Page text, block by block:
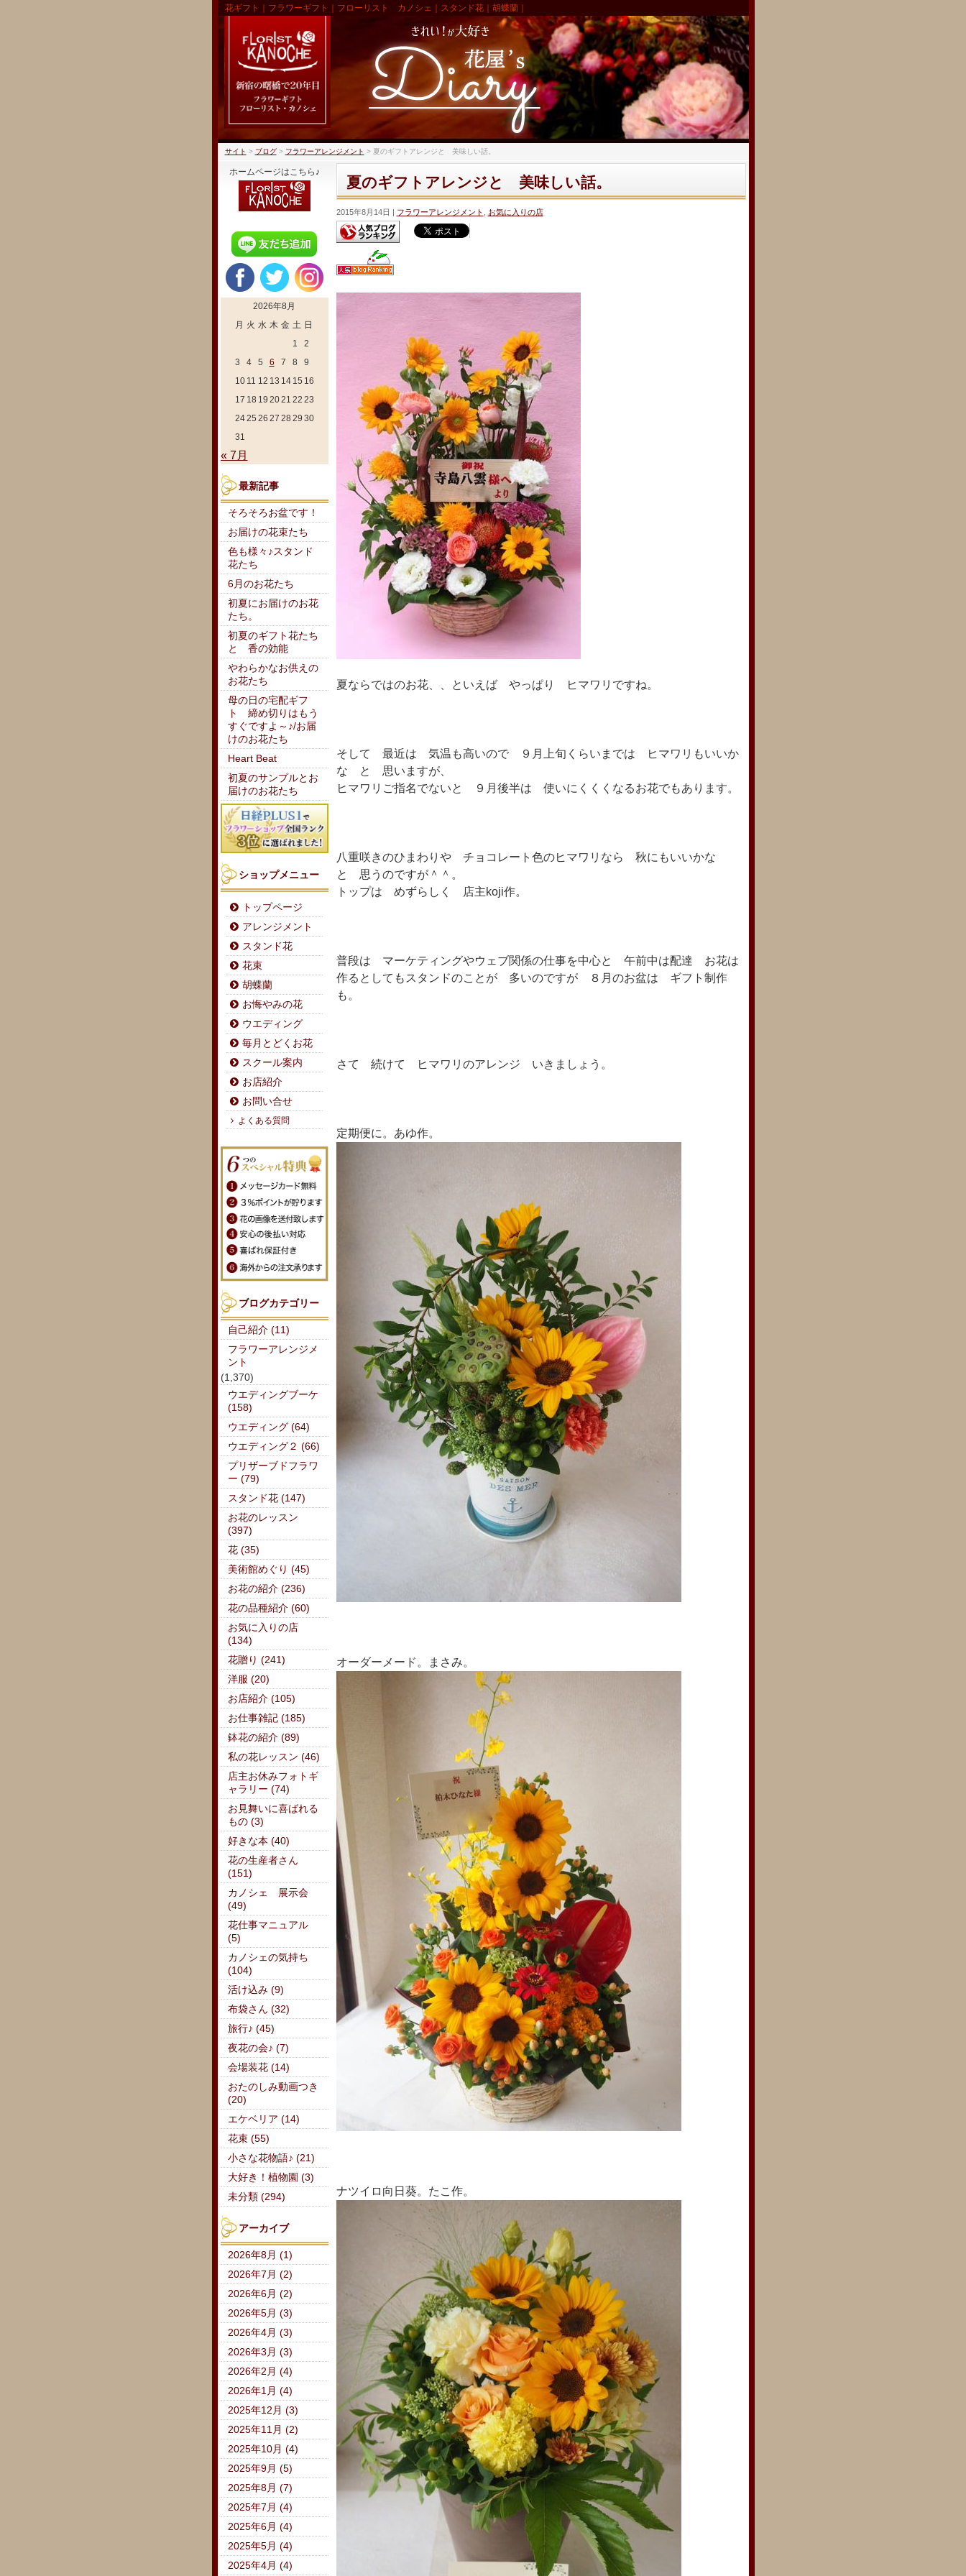
花ギフト｜フラワーギフト｜フローリスト カノシェ｜スタンド花｜胡蝶蘭｜
サイト > ブログ> フラワーアレンジメント > 夏のギフトアレンジと 美味しい話。
夏のギフトアレンジと 美味しい話。
2015年8月14日 フラワーアレンジメント お気に入りの店
夏ならではのお花、、といえば やっぱり ヒマワリですね。
そして 最近は 気温も高いので ９月上旬くらいまでは ヒマワリもいいか
な と 思いますが、
ヒマワリご指名でないと ９月後半は 使いにくくくなるお花でもあります。
八重咲きのひまわりや チョコレート色のヒマワリなら 秋にもいいかな
と 思うのですが＾＾。
トップは めずらしく 店主koji作。
普段は マーケティングやウェブ関係の仕事を中心と 午前中は配達 お花は
作るとしてもスタンドのことが 多いのですが ８月のお盆は ギフト制作
も。
さて 続けて ヒマワリのアレンジ いきましょう。
定期便に。あゆ作。
オーダーメード。まさみ。
ナツイロ向日葵。たこ作。
ホームページはこちら♪
2026年8月
月 火 水 木 金 土 日
1
2
3
4 5 6 7 8
9
10 11 12 13 14 15 16
17 18 19 2021 22 23
2425 26 27 28 29 30
31
« 7月
最新記事
そろそろお盆です！
お届けの花束たち
色も様々♪スタンド
花たち
6月のお花たち
初夏にお届けのお花
たち。
初夏のギフト花たち
と 香の効能
やわらかなお供えの
お花たち
母の日の宅配ギフ
ト 締め切りはもう
すぐですよ～♪/お届
けのお花たち
Heart Beat
初夏のサンプルとお
届けのお花たち
ショップメニュー
トップページ
アレンジメント
スタンド花
花束
胡蝶蘭
お悔やみの花
ウエディング
毎月とどくお花
スクール案内
お店紹介
お問い合せ
よくある質問
ブログカテゴリー
自己紹介 (11)
フラワーアレンジメ
ント
(1,370)
ウエディングブーケ
(158)
ウエディング (64)
ウエディング２ (66)
プリザーブドフラワ
ー (79)
スタンド花 (147)
お花のレッスン
(397)
花 (35)
美術館めぐり (45)
お花の紹介 (236)
花の品種紹介 (60)
お気に入りの店
(134)
花贈り (241)
洋服 (20)
お店紹介 (105)
お仕事雑記 (185)
鉢花の紹介 (89)
私の花レッスン (46)
店主お休みフォトギ
ャラリー (74)
お見舞いに喜ばれる
もの (3)
好きな本 (40)
花の生産者さん
(151)
カノシェ 展示会
(49)
花仕事マニュアル
(5)
カノシェの気持ち
(104)
活け込み (9)
布袋さん (32)
旅行♪ (45)
夜花の会♪ (7)
会場装花 (14)
おたのしみ動画つき
(20)
エケベリア (14)
花束 (55)
小さな花物語♪ (21)
大好き！植物園 (3)
未分類 (294)
アーカイブ
2026年8月 (1)
2026年7月 (2)
2026年6月 (2)
2026年5月 (3)
2026年4月 (3)
2026年3月 (3)
2026年2月 (4)
2026年1月 (4)
2025年12月 (3)
2025年11月 (2)
2025年10月 (4)
2025年9月 (5)
2025年8月 (7)
2025年7月 (4)
2025年6月 (4)
2025年5月 (4)
2025年4月 (4)